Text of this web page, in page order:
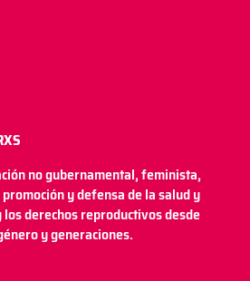
no gubernamental, feminista,
y defensa de la salud y
derechos reproductivos desde
y generaciones.